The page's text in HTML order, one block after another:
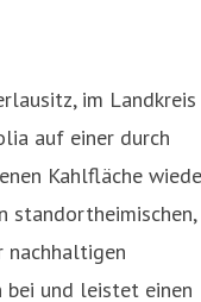
im Landkreis
auf einer durch
Kahlfläche
standortheimischen,
nachhaltigen
und leistet einen